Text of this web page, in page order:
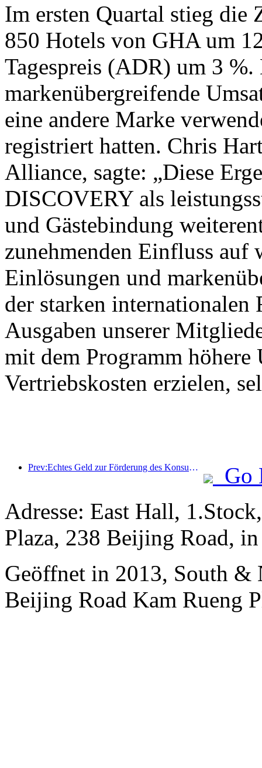
Im ersten Quartal stieg die
850 Hotels von GHA um
Tagespreis (ADR) um 3
markenübergreifende
eine andere Marke
registriert hatten. Chris
Alliance, sagte: „Diese
DISCOVERY als
und Gästebindung
zunehmenden Einfluss auf
Einlösungen und
der starken internationalen
Ausgaben unserer
mit dem Programm höhere
Vertriebskosten erzielen,
Prev:Echtes Geld zur Förderung des Konsums: Viele Orte haben Konsumgutscheine für Kultur und Tourismus zum 1. Mai ausgegeben
Go
Adresse: East Hall,
Plaza, 238 Beijing Road,
Geöffnet in 2013, South &
Beijing Road Kam Rueng